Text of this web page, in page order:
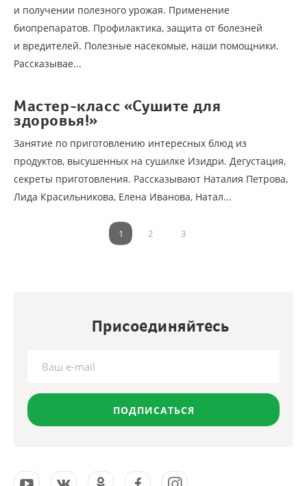
и получении полезного урожая. Применение
биопрепаратов. Профилактика, защита от болезней
и вредителей. Полезные насекомые, наши помощники.
Рассказывае...
Мастер-класс «Сушите для
здоровья!»
Занятие по приготовлению интересных блюд из
продуктов, высушенных на сушилке Изидри. Дегустация,
секреты приготовления. Рассказывают Наталия Петрова,
Лида Красильникова, Елена Иванова, Натал...
1 2 3
Присоединяйтесь
ПОДПИСАТЬСЯ